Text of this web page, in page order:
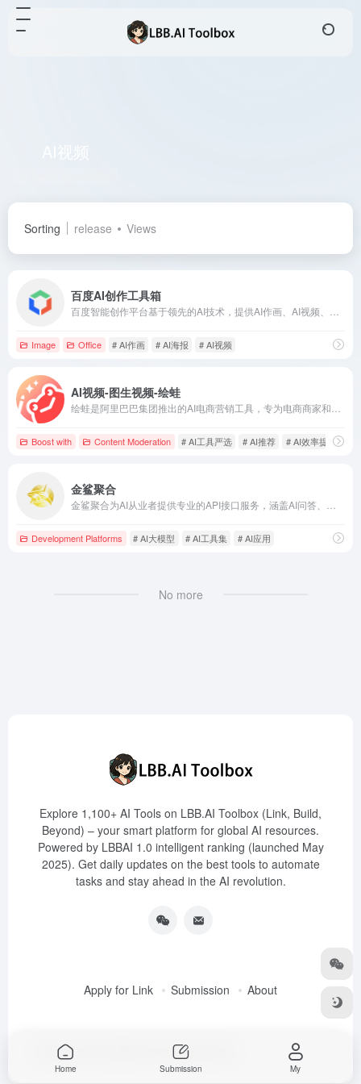
Sorting release Views
百度AI创作工具箱
Image Office # AI作画 # AI海报 # AI视频
AI视频-图生视频-绘蛙
Boost with Content Moderation # AI工具严选 # AI推荐 # AI效率提升
金鲨聚合
Development Platforms # AI大模型 # AI工具集 # AI应用
No more
Explore 1,100+ AI Tools on LBB.AI Toolbox (Link, Build,
Beyond) – your smart platform for global AI resources.
Powered by LBBAI 1.0 intelligent ranking (launched May
2025). Get daily updates on the best tools to automate
tasks and stay ahead in the AI revolution.
Apply for Link Submission About
Copyright © 2025 LBB.AI (Link, Build, Beyond)
Home Submission My